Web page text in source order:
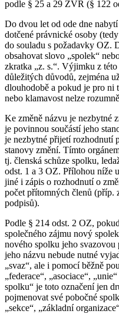
podle § 25 a 29 ZVR (§ 122
Do dvou let od ode dne
dotčené právnické osoby
do souladu s požadavky OZ.
obsahovat slovo „spolek“
zkratka „z. s.“. Výjimku z
důležitých důvodů, zejména
dlouhodobě a pokud je pro ni
nebo klamavost nelze
Ke změně názvu je nezbytné
je povinnou součástí jeho
je nezbytné přijetí rozhodnutí
stanovy změní. Tímto
tj. členská schůze spolku,
odst. 1 a 3 OZ. Přílohou níže
jiné i zápis o rozhodnutí o
počet přítomných členů
podpisů).
Podle § 214 odst. 2 OZ,
společného zájmu nový
nového spolku jeho
jeho názvu nebude nutné
„svaz“, ale i pomocí běžně
„federace“, „asociace“,
spolku“ je toto označení jen
pojmenovat své pobočné
„sekce“, „základní